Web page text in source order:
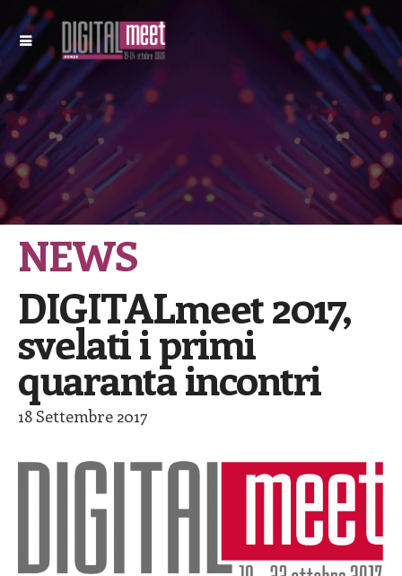
NEWS
DIGITALmeet 2017,
svelati i primi
quaranta incontri
18 Settembre 2017